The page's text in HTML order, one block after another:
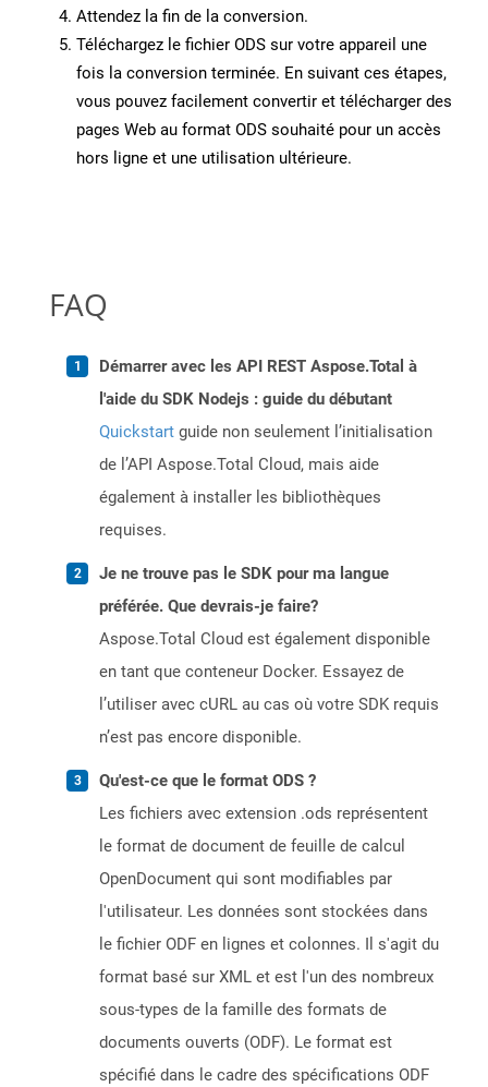
Attendez la fin de la conversion.
Téléchargez le fichier ODS sur votre appareil une
fois la conversion terminée. En suivant ces étapes,
vous pouvez facilement convertir et télécharger des
pages Web au format ODS souhaité pour un accès
hors ligne et une utilisation ultérieure.
FAQ
Démarrer avec les API REST Aspose.Total à
l'aide du SDK Nodejs : guide du débutant
Quickstart guide non seulement l’initialisation
de l’API Aspose.Total Cloud, mais aide
également à installer les bibliothèques
requises.
Je ne trouve pas le SDK pour ma langue
préférée. Que devrais-je faire?
Aspose.Total Cloud est également disponible
en tant que conteneur Docker. Essayez de
l’utiliser avec cURL au cas où votre SDK requis
n’est pas encore disponible.
Qu'est-ce que le format ODS ?
Les fichiers avec extension .ods représentent
le format de document de feuille de calcul
OpenDocument qui sont modifiables par
l'utilisateur. Les données sont stockées dans
le fichier ODF en lignes et colonnes. Il s'agit du
format basé sur XML et est l'un des nombreux
sous-types de la famille des formats de
documents ouverts (ODF). Le format est
spécifié dans le cadre des spécifications ODF